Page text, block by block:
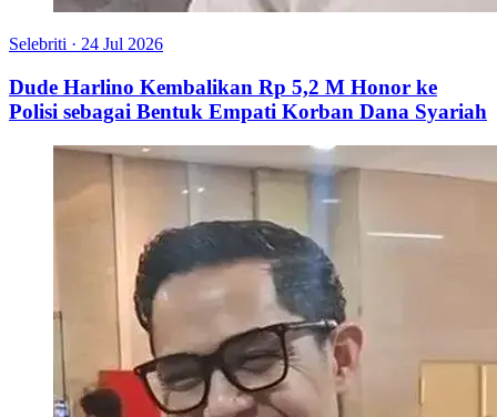
Selebriti · 24 Jul 2026
Dude Harlino Kembalikan Rp 5,2 M Honor ke
Polisi sebagai Bentuk Empati Korban Dana Syariah